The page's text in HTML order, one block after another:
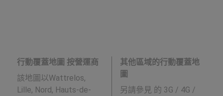
行動覆蓋地圖 按營運商
該地圖以Wattrelos,
Lille, Nord, Hauts-de-
其他區域的行動覆蓋地
圖
另請參見 的 3G / 4G /